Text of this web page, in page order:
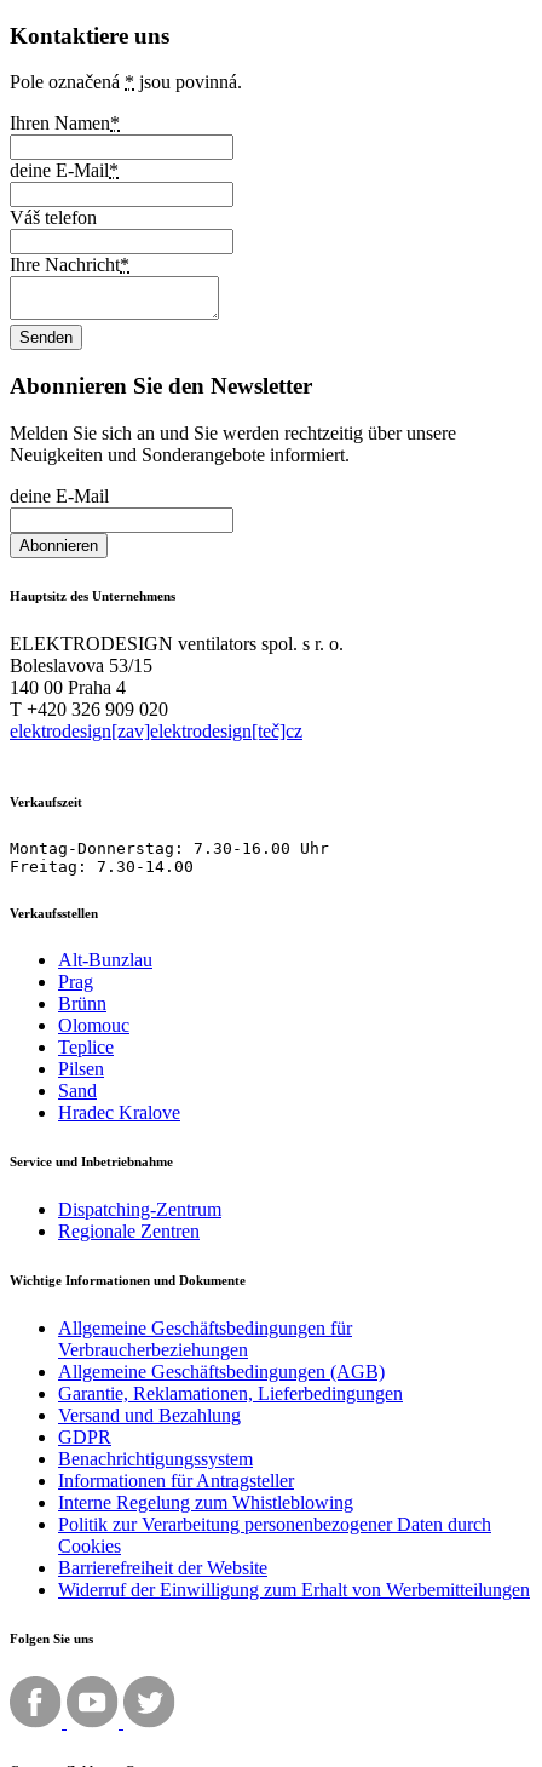
Kontaktiere uns
Pole označená * jsou povinná.
Ihren Namen*
deine E-Mail*
Váš telefon
Ihre Nachricht*
Abonnieren Sie den Newsletter
Melden Sie sich an und Sie werden rechtzeitig über unsere
Neuigkeiten und Sonderangebote informiert.
deine E-Mail
Hauptsitz des Unternehmens
ELEKTRODESIGN ventilators spol. s r. o.
Boleslavova 53/15
140 00 Praha 4
T +420 326 909 020
elektrodesign[zav]elektrodesign[teč]cz
Verkaufszeit
Montag-Donnerstag: 7.30-16.00 Uhr
Freitag: 7.30-14.00
Verkaufsstellen
Alt-Bunzlau
Prag
Brünn
Olomouc
Teplice
Pilsen
Sand
Hradec Kralove
Service und Inbetriebnahme
Dispatching-Zentrum
Regionale Zentren
Wichtige Informationen und Dokumente
Allgemeine Geschäftsbedingungen für
Verbraucherbeziehungen
Allgemeine Geschäftsbedingungen (AGB)
Garantie, Reklamationen, Lieferbedingungen
Versand und Bezahlung
GDPR
Benachrichtigungssystem
Informationen für Antragsteller
Interne Regelung zum Whistleblowing
Politik zur Verarbeitung personenbezogener Daten durch
Cookies
Barrierefreiheit der Website
Widerruf der Einwilligung zum Erhalt von Werbemitteilungen
Folgen Sie uns